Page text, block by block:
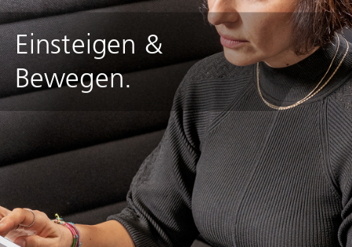
Einsteigen &
Bewegen.